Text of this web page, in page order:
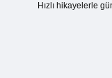
Hızlı hikayelerle